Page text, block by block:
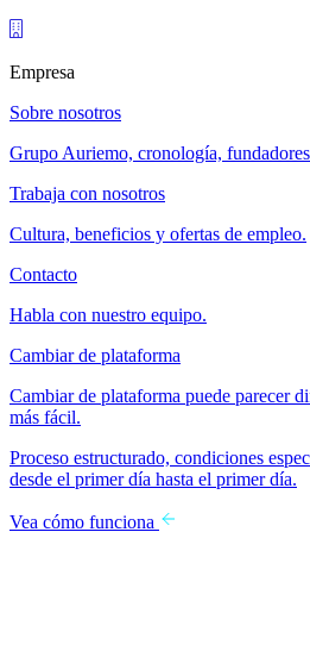
Empresa
Sobre nosotros
Grupo Auriemo, cronología,
Trabaja con nosotros
Cultura, beneficios y ofertas de empleo.
Contacto
Habla con nuestro equipo.
Cambiar de plataforma
Cambiar de plataforma puede parecer
más fácil.
Proceso estructurado, condiciones
desde el primer día hasta el primer día.
Vea cómo funciona